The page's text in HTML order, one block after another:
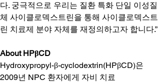
다. 궁극적으로 우리는 질환 특화 단일 이성질
체 사이클로덱스트린을 통해 사이클로덱스트
린 치료제 분야 자체를 재정의하고자 합니다.”
About HPβCD
Hydroxypropyl-β-cyclodextrin(HPβCD)은
2009년 NPC 환자에게 자비 치료